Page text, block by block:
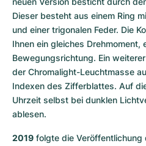
Dieser besteht aus einem Ring
und einer trigonalen Feder. Die
Ihnen ein gleiches Drehmoment,
Bewegungsrichtung. Ein
der Chromalight-Leuchtmasse
Indexen des Zifferblattes. Auf
Uhrzeit selbst bei dunklen
ablesen.
2019 folgte die